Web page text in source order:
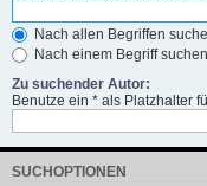
Nach allen Begriffen
Nach einem Begriff suchen
Zu suchender Autor:
Benutze ein * als Platzhalter
SUCHOPTIONEN